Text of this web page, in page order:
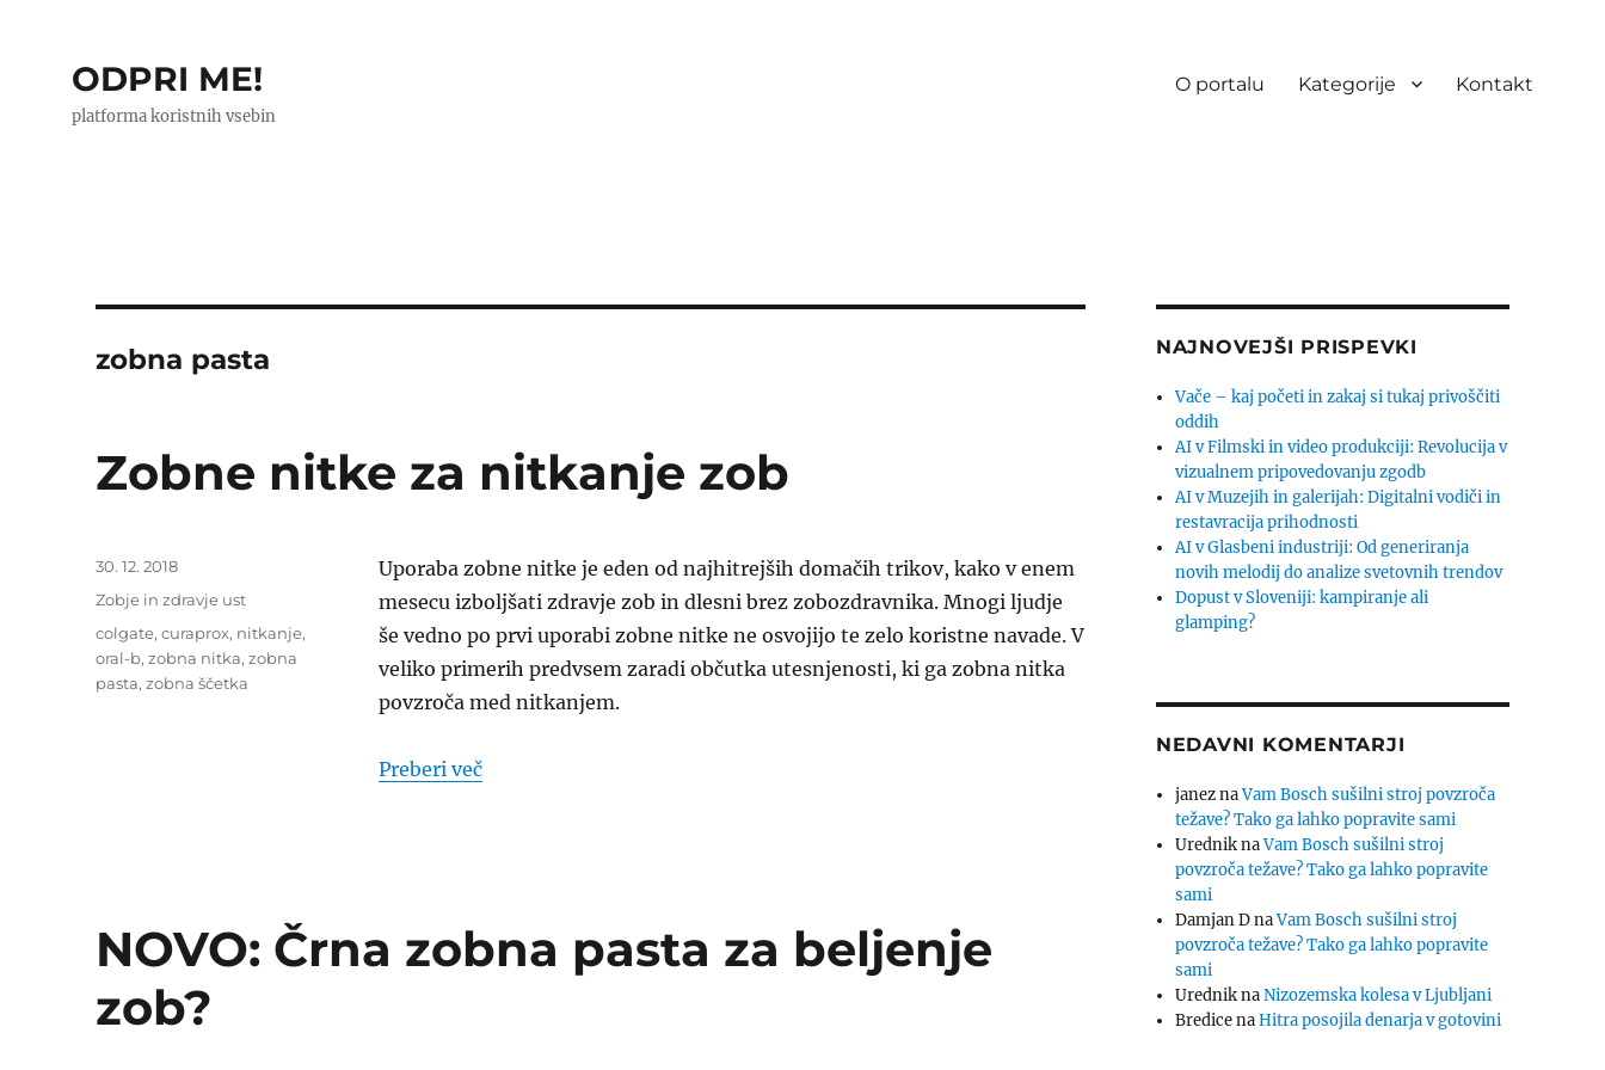
ODPRI ME!
platforma koristnih vsebin
O portalu Kategorije Kontakt
zobna pasta
Zobne nitke za nitkanje zob
Uporaba zobne nitke je eden od najhitrejših domačih trikov, kako v enem
mesecu izboljšati zdravje zob in dlesni brez zobozdravnika. Mnogi ljudje
še vedno po prvi uporabi zobne nitke ne osvojijo te zelo koristne navade. V
veliko primerih predvsem zaradi občutka utesnjenosti, ki ga zobna nitka
povzroča med nitkanjem.
Preberi več“Zobne nitke za nitkanje zob”
Objavljeno
dne
30. 12. 2018
Kategorije
Zobje in zdravje ust
Oznake
colgate,curaprox, nitkanje,
oral-b,zobna nitka,zobna
pasta,zobna ščetka
NOVO: Črna zobna pasta za beljenje
zob?
NAJNOVEJŠI PRISPEVKI
Vače – kaj početi in zakaj si tukaj privoščiti
oddih
AI v Filmski in video produkciji: Revolucija v
vizualnem pripovedovanju zgodb
AI v Muzejih in galerijah: Digitalni vodiči in
restavracija prihodnosti
AI v Glasbeni industriji: Od generiranja
novih melodij do analize svetovnih trendov
Dopust v Sloveniji: kampiranje ali
glamping?
NEDAVNI KOMENTARJI
janeznaVam Bosch sušilni stroj povzroča
težave? Tako ga lahko popravite sami
UredniknaVam Bosch sušilni stroj
povzroča težave? Tako ga lahko popravite
sami
Damjan DnaVam Bosch sušilni stroj
povzroča težave? Tako ga lahko popravite
sami
UredniknaNizozemska kolesa v Ljubljani
BredicenaHitra posojila denarja v gotovini